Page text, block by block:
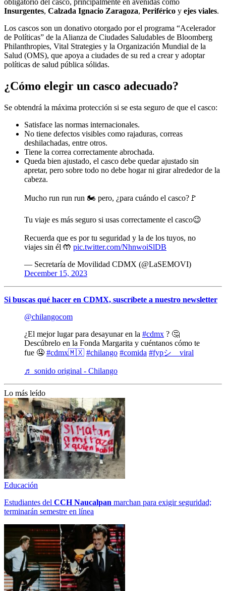
obligatorio del casco, principalmente en avenidas como
Insurgentes, Calzada Ignacio Zaragoza, Periférico y ejes viales.
Los cascos son un donativo otorgado por el programa “Acelerador
de Políticas” de la Alianza de Ciudades Saludables de Bloomberg
Philanthropies, Vital Strategies y la Organización Mundial de la
Salud (OMS), que apoya a ciudades de su red a crear y adoptar
políticas de salud pública sólidas.
¿Cómo elegir un casco adecuado?
Se obtendrá la máxima protección si se esta seguro de que el casco:
Satisface las normas internacionales.
No tiene defectos visibles como rajaduras, correas
deshilachadas, entre otros.
Tiene la correa correctamente abrochada.
Queda bien ajustado, el casco debe quedar ajustado sin
apretar, pero sobre todo no debe hogar ni girar alrededor de la
cabeza.
Mucho run run run 🏍 pero, ¿para cuándo el casco?🚩
Tu viaje es más seguro si usas correctamente el casco😉
Recuerda que es por tu seguridad y la de los tuyos, no
viajes sin él 🤲 pic.twitter.com/NhnwoiSlDB
— Secretaría de Movilidad CDMX (@LaSEMOVI)
December 15, 2023
Si buscas qué hacer en CDMX, suscríbete a nuestro newsletter
@chilangocom
¿El mejor lugar para desayunar en la #cdmx ? 🤔
Descúbrelo en la Fonda Margarita y cuéntanos cómo te
fue 🤤 #cdmx🇲🇽 #chilango #comida #fypシ゚viral
♬ sonido original - Chilango
Lo más leído
Educación
Estudiantes del CCH Naucalpan marchan para exigir seguridad;
terminarán semestre en línea